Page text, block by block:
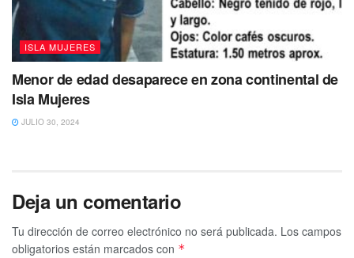
ISLA MUJERES
Menor de edad desaparece en zona continental de
Isla Mujeres
JULIO 30, 2024
Deja un comentario
Tu dirección de correo electrónico no será publicada. Los campos
obligatorios están marcados con *